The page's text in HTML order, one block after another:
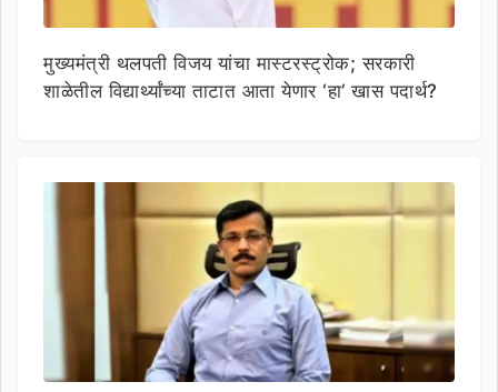
मुख्यमंत्री थलपती विजय यांचा मास्टरस्ट्रोक; सरकारी
शाळेतील विद्यार्थ्यांच्या ताटात आता येणार ‘हा’ खास पदार्थ?